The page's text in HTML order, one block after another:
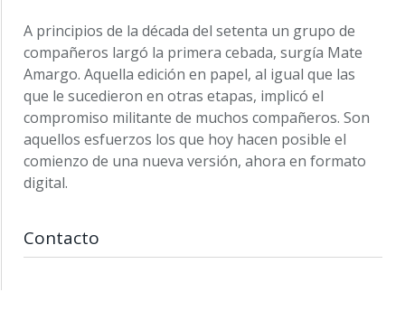
A principios de la década del setenta un grupo de
compañeros largó la primera cebada, surgía Mate
Amargo. Aquella edición en papel, al igual que las
que le sucedieron en otras etapas, implicó el
compromiso militante de muchos compañeros. Son
aquellos esfuerzos los que hoy hacen posible el
comienzo de una nueva versión, ahora en formato
digital.
Contacto